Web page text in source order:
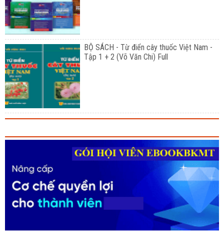
BỘ SÁCH - Từ điển cây thuốc Việt Nam -
Tập 1 + 2 (Võ Văn Chi) Full